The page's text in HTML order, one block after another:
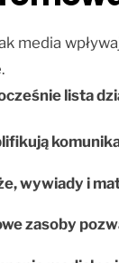
media
lista
wywiady i
zasoby